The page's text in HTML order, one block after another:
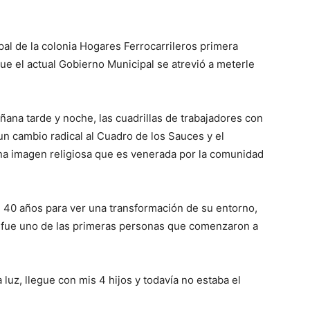
de la colonia Hogares Ferrocarrileros primera
el actual Gobierno Municipal se atrevió a meterle
tarde y noche, las cuadrillas de trabajadores con
cambio radical al Cuadro de los Sauces y el
imagen religiosa que es venerada por la comunidad
años para ver una transformación de su entorno,
uno de las primeras personas que comenzaron a
llegue con mis 4 hijos y todavía no estaba el